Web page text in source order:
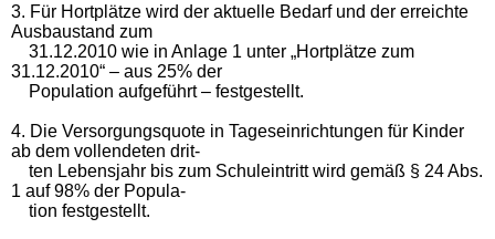
3. Für Hortplätze wird der aktuelle Bedarf und der erreichte
Ausbaustand zum
31.12.2010 wie in Anlage 1 unter „Hortplätze zum
31.12.2010“ – aus 25% der
Population aufgeführt – festgestellt.
4. Die Versorgungsquote in Tageseinrichtungen für Kinder
ab dem vollendeten drit-
ten Lebensjahr bis zum Schuleintritt wird gemäß § 24 Abs.
1 auf 98% der Popula-
tion festgestellt.